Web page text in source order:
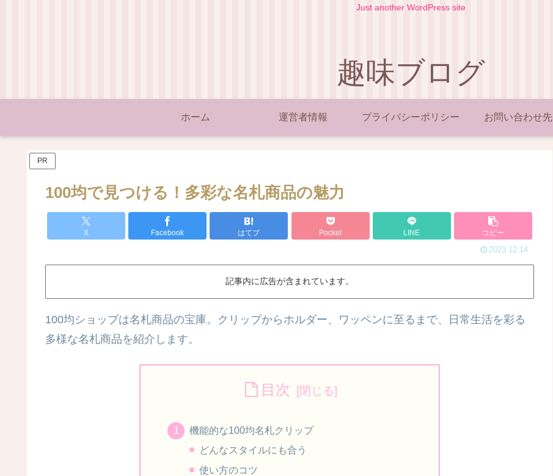
Just another WordPress site
趣味ブログ
ホーム 運営者情報 プライバシーポリシー お問い合わせ先
PR
100均で見つける！多彩な名札商品の魅力
X Facebook はてブ Pocket LINE コピー
2023.12.14
記事内に広告が含まれています。
100均ショップは名札商品の宝庫。クリップからホルダー、ワッペンに至るまで、日常生活を彩る
多様な名札商品を紹介します。
目次
機能的な100均名札クリップ
どんなスタイルにも合う
使い方のコツ